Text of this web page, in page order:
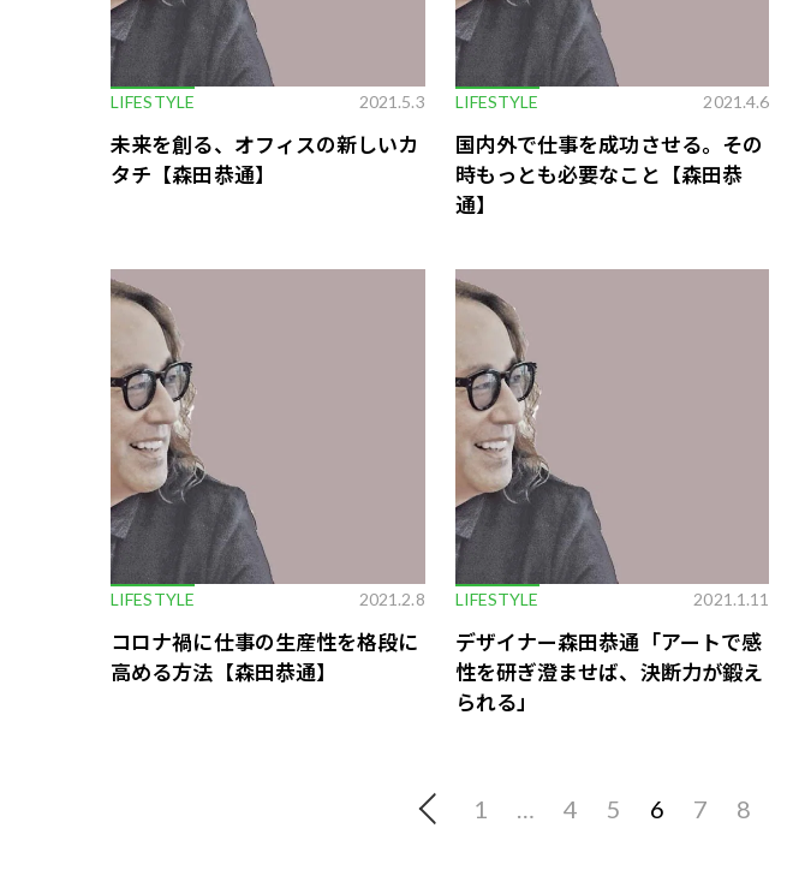
LIFESTYLE 2021.5.3
未来を創る、オフィスの新しいカ
タチ【森田恭通】
LIFESTYLE 2021.4.6
国内外で仕事を成功させる。その
時もっとも必要なこと【森田恭
通】
LIFESTYLE 2021.2.8
コロナ禍に仕事の生産性を格段に
高める方法【森田恭通】
LIFESTYLE 2021.1.11
デザイナー森田恭通「アートで感
性を研ぎ澄ませば、決断力が鍛え
られる」
1 4 5 6 7 8